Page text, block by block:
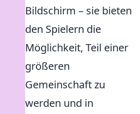
Bildschirm – sie bieten
den Spielern die
Möglichkeit, Teil einer
größeren
Gemeinschaft zu
werden und in